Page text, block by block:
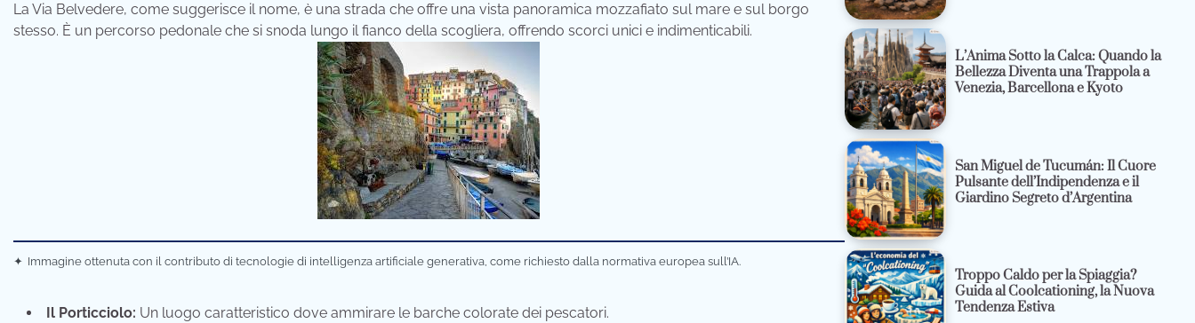
La Via Belvedere, come suggerisce il nome, è una strada che offre una vista panoramica mozzafiato sul mare e sul borgo
stesso. È un percorso pedonale che si snoda lungo il fianco della scogliera, offrendo scorci unici e indimenticabili.
✦ Immagine ottenuta con il contributo di tecnologie di intelligenza artificiale generativa, come richiesto dalla normativa europea sull’IA.
Il Porticciolo: Un luogo caratteristico dove ammirare le barche colorate dei pescatori.
L’Anima Sotto la Calca: Quando la
Bellezza Diventa una Trappola a
Venezia, Barcellona e Kyoto
San Miguel de Tucumán: Il Cuore
Pulsante dell’Indipendenza e il
Giardino Segreto d’Argentina
Troppo Caldo per la Spiaggia?
Guida al Coolcationing, la Nuova
Tendenza Estiva